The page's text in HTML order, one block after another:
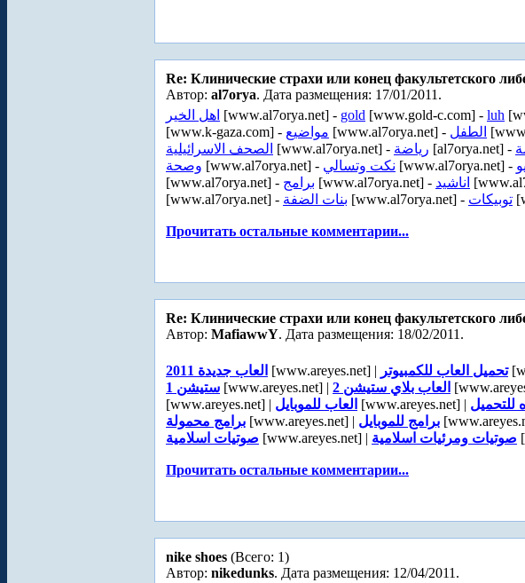
Re: Клинические страхи или конец факультетского
Автор: al7orya. Дата размещения: 17/01/2011.
اهل الخير [www.al7orya.net] - gold [www.gold-c.com] - luh
[www.k-gaza.com] - مواضيع [www.al7orya.net] - الطفل
الصحف الاسرائيلية [www.al7orya.net] - رياضة [al7orya.net] -
وصحة [www.al7orya.net] - نكت وتسالي [www.al7orya.net] -
[www.al7orya.net] - برامج [www.al7orya.net] - اناشيد
[www.al7orya.net] - بنات الضفة [www.al7orya.net] - توبيكات
Прочитать остальные комментарии...
Re: Клинические страхи или конец факультетского
Автор: MafiawwY. Дата размещения: 18/02/2011.
العاب جديدة 2011 [www.areyes.net] | تحميل العاب للكمبيوتر
ستيشن 1 [www.areyes.net] | العاب بلاي ستيشن 2
[www.areyes.net] | العاب للموبايل [www.areyes.net] | للتحميل
برامج محمولة [www.areyes.net] | برامج للموبايل
صوتيات اسلامية [www.areyes.net] | صوتيات ومرئيات اسلامية
Прочитать остальные комментарии...
nike shoes (Всего: 1)
Автор: nikedunks. Дата размещения: 12/04/2011.